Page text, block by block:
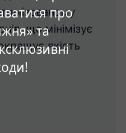
про
та
що мінімізує
якість